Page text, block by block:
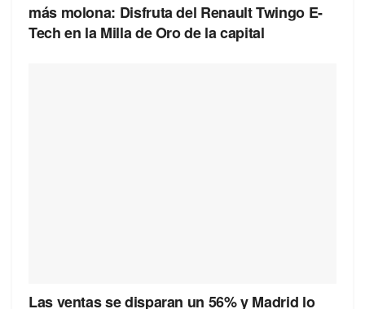
más molona: Disfruta del Renault Twingo E-
Tech en la Milla de Oro de la capital
Las ventas se disparan un 56% y Madrid lo